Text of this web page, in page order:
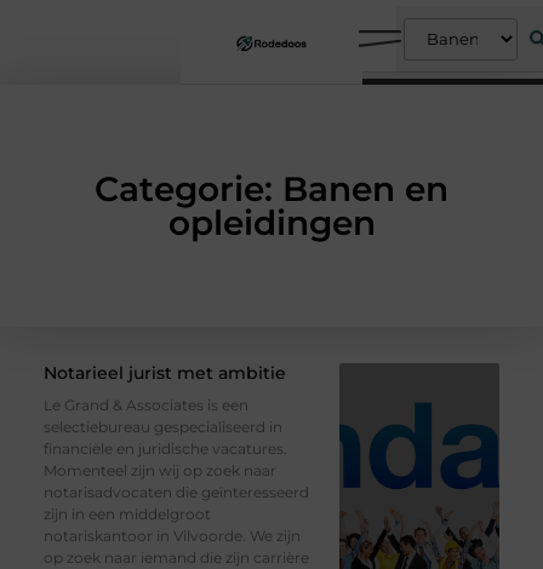
Categorie: Banen en
opleidingen
Notarieel jurist met ambitie
Le Grand & Associates is een
selectiebureau gespecialiseerd in
financiële en juridische vacatures.
Momenteel zijn wij op zoek naar
notarisadvocaten die geïnteresseerd
zijn in een middelgroot
notariskantoor in Vilvoorde. We zijn
op zoek naar iemand die zijn carrière